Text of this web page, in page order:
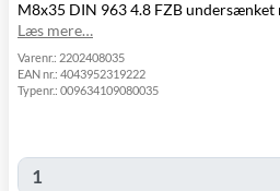
Metode
Pris
Leveres
GLS
49,00 kr.
GLS Erhverv 49,00 kr.
-
M8x35 DIN 963 4.8 FZB undersænket
Læs mere…
Varenr.: 2202408035
EAN nr.: 4043952319222
Typenr.: 009634109080035